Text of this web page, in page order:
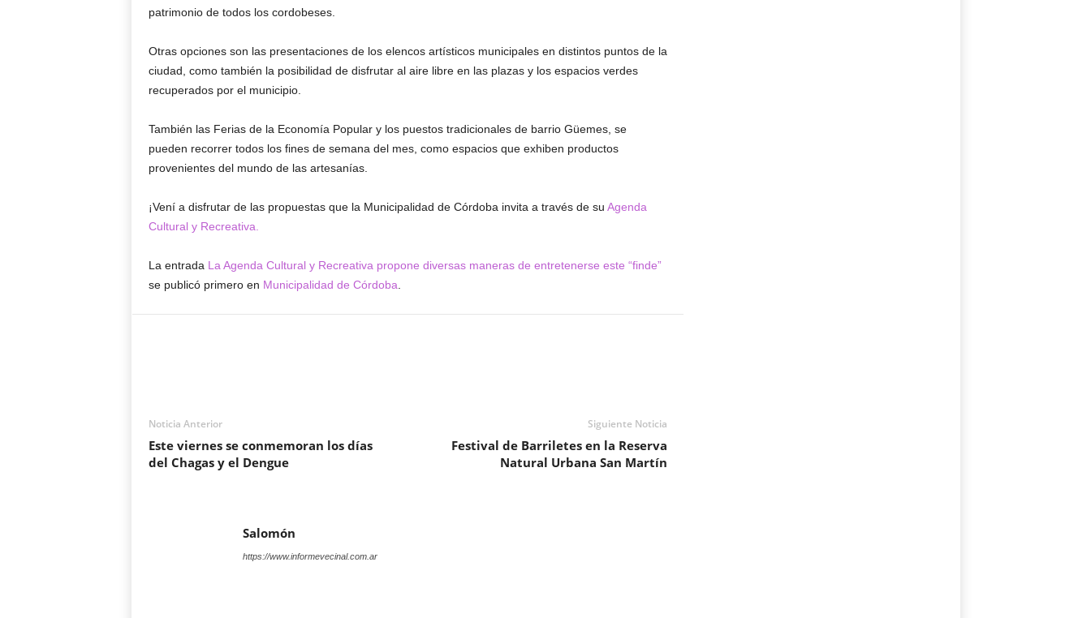
patrimonio de todos los cordobeses.
Otras opciones son las presentaciones de los elencos artísticos municipales en distintos puntos de la
ciudad, como también la posibilidad de disfrutar al aire libre en las plazas y los espacios verdes
recuperados por el municipio.
También las Ferias de la Economía Popular y los puestos tradicionales de barrio Güemes, se
pueden recorrer todos los fines de semana del mes, como espacios que exhiben productos
provenientes del mundo de las artesanías.
¡Vení a disfrutar de las propuestas que la Municipalidad de Córdoba invita a través de su Agenda
Cultural y Recreativa.
La entrada La Agenda Cultural y Recreativa propone diversas maneras de entretenerse este “finde”
se publicó primero en Municipalidad de Córdoba
Noticia Anterior
Este viernes se conmemoran los días
del Chagas y el Dengue
Siguiente Noticia
Festival de Barriletes en la Reserva
Natural Urbana San Martín
Salomón
https://www.informevecinal.com.ar